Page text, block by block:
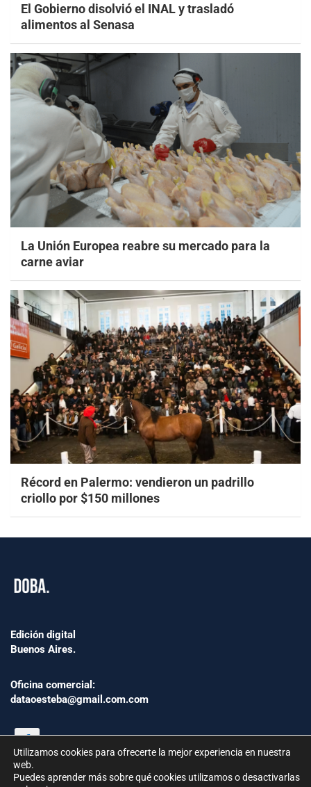
El Gobierno disolvió el INAL y trasladó
alimentos al Senasa
La Unión Europea reabre su mercado para la
carne aviar
Récord en Palermo: vendieron un padrillo
criollo por $150 millones
Edición digital
Buenos Aires.
Oficina comercial:
dataoesteba@gmail.com.com
Utilizamos cookies para ofrecerte la mejor experiencia en nuestra
web.
Puedes aprender más sobre qué cookies utilizamos o desactivarlas